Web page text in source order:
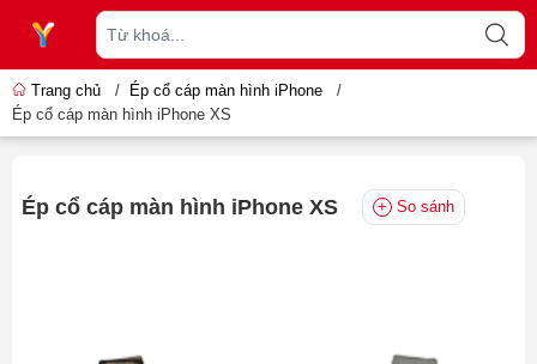
Trang chủ / Ép cổ cáp màn hình iPhone
/
Ép cổ cáp màn hình iPhone XS
Ép cổ cáp màn hình iPhone XS So sánh